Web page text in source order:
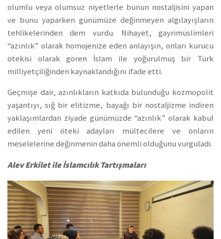
olumlu veya olumsuz niyetlerle bunun nostaljisini yapan
ve bunu yaparken günümüze değinmeyen algılayışların
tehlikelerinden dem vurdu. Nihayet, gayrimüslimleri
“azınlık” olarak homojenize eden anlayışın, onları kurucu
ötekisi olarak gören İslam ile yoğurulmuş bir Türk
milliyetçiliğinden kaynaklandığını ifade etti.
Geçmişe dair, azınlıkların katkıda bulunduğu kozmopolit
yaşantıyı, sığ bir elitizme, bayağı bir nostaljizme indiren
yaklaşımlardan ziyade günümüzde “azınlık” olarak kabul
edilen yeni öteki adayları mültecilere ve onların
meselelerine değinmenin daha önemli olduğunu vurguladı.
Alev Erkilet ile İslamcılık Tartışmaları